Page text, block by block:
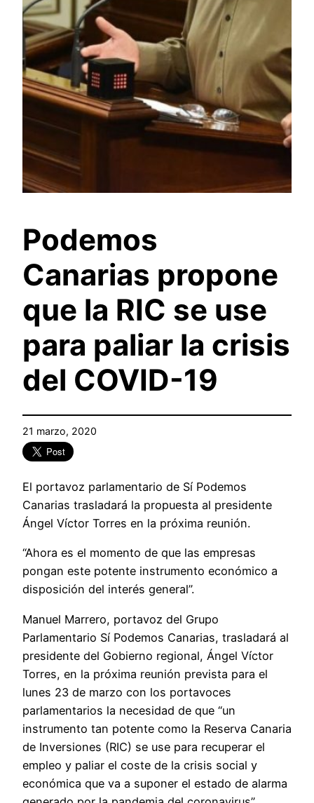
Podemos
Canarias propone
que la RIC se use
para paliar la crisis
del COVID-19
21 marzo, 2020
El portavoz parlamentario de Sí Podemos
Canarias trasladará la propuesta al presidente
Ángel Víctor Torres en la próxima reunión.
“Ahora es el momento de que las empresas
pongan este potente instrumento económico a
disposición del interés general”.
Manuel Marrero, portavoz del Grupo
Parlamentario Sí Podemos Canarias, trasladará al
presidente del Gobierno regional, Ángel Víctor
Torres, en la próxima reunión prevista para el
lunes 23 de marzo con los portavoces
parlamentarios la necesidad de que “un
instrumento tan potente como la Reserva Canaria
de Inversiones (RIC) se use para recuperar el
empleo y paliar el coste de la crisis social y
económica que va a suponer el estado de alarma